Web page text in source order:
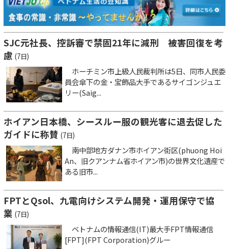
SJC元社長、控訴審で禁固21年に減刑 被害回復を考
慮 (7日)
ホーチミン市上級人民裁判所は5日、同市人民委
員会傘下の金・宝飾品大手であるサイゴンジュエ
リー(Saig...
ホイアン日本橋、シースルー服の観光客に退去促した
ガイドに称賛 (7日)
南中部地方ダナン市ホイアン街区(phuong Hoi
An、旧クアンナム省ホイアン市)の世界文化遺産で
ある旧市...
FPTとQsol、九電向けシステム開発・運用保守で協
業 (7日)
ベトナムの情報通信(IT)最大手FPT情報通信
[FPT](FPT Corporation)グルー